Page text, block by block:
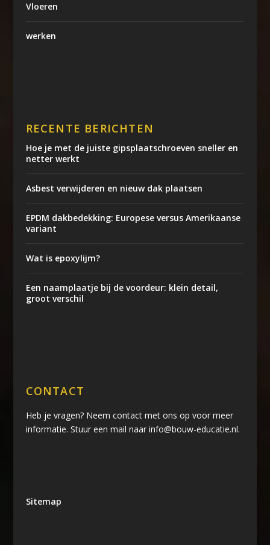
Vloeren
werken
RECENTE BERICHTEN
Hoe je met de juiste gipsplaatschroeven sneller en
netter werkt
Asbest verwijderen en nieuw dak plaatsen
EPDM dakbedekking: Europese versus Amerikaanse
variant
Wat is epoxylijm?
Een naamplaatje bij de voordeur: klein detail,
groot verschil
CONTACT
Heb je vragen? Neem contact met ons op voor meer
informatie. Stuur een mail naar info@bouw-educatie.nl.
Sitemap